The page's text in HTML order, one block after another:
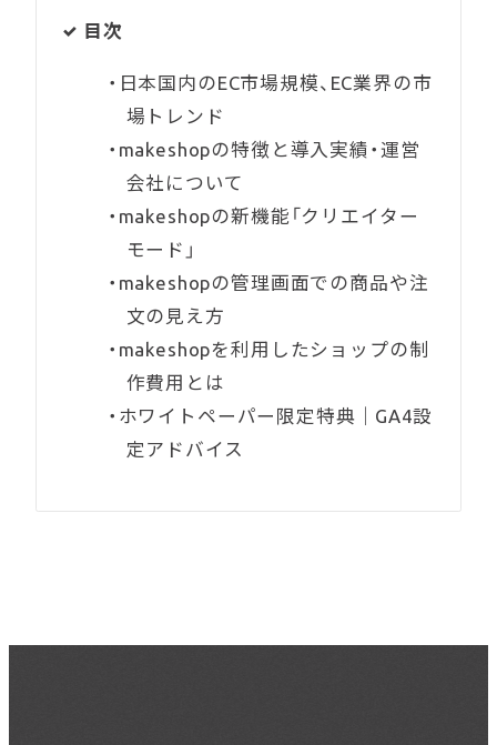
目次
日本国内のEC市場規模、EC業界の市
場トレンド
makeshopの特徴と導入実績・運営
会社について
makeshopの新機能「クリエイター
モード」
makeshopの管理画面での商品や注
文の見え方
makeshopを利用したショップの制
作費用とは
ホワイトペーパー限定特典｜GA4設
定アドバイス